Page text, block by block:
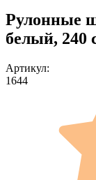
Рулонные
белый, 240
Артикул:
1644